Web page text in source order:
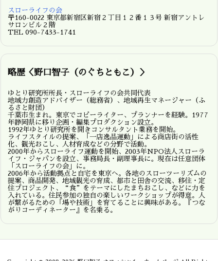
スローライフの会
〒160-0022 東京都新宿区新宿２丁目１２番１３号 新宿アントレ
サロンビル２階
TEL 090-7433-1741
略歴＜野口智子（のぐちともこ）＞
ゆとり研究所所長・スローライフの会共同代表
地域力創造アドバイザー（総務省）、地域再生マネージャー（ふ
るさと財団）
千葉市生まれ。東京でコピーライター、プランナーを経験。1977
年静岡県に移り企画・編集プロダクション設立。
1992年ゆとり研究所を開きコンサルタント業務を開始。
ライフスタイルの提案、「一店逸品運動」による商店街の活性
化、観光おこし、人材育成などの分野で活動。
2000年からスローライフ運動を開始、2003年NPO法人スローラ
イフ・ジャパンを設立、事務局長・副理事長に。現在は任意団体
「スローライフの会」に。
2006年から活動拠点と自宅を東京へ。各地のスローツーリズムの
提案、商品開発、地域観光の育成、都市と田舎の交流、移住・定
住プロジェクト、“食”をテーマにしたまちおこし、などに力を
入れている。住民参加の独自の楽しいワークショップが得意。人
が繋がるための「場や技術」を育てることに興味がある。『つな
がりコーディネーター』を名乗る。